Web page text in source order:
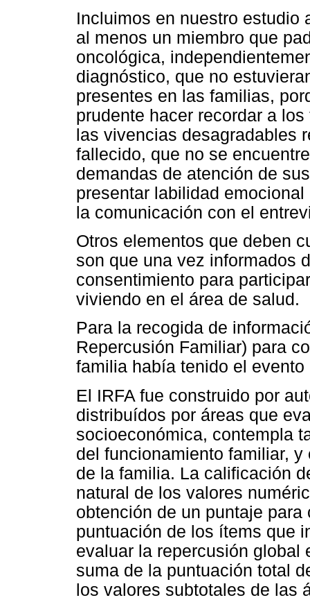
Incluimos en nuestro estudio
al menos un miembro que
oncológica,
diagnóstico, que no
presentes en las familias,
prudente hacer recordar a
las vivencias desagradables
fallecido, que no se
demandas de atención de
presentar labilidad
la comunicación con el
Otros elementos que deben
son que una vez informados
consentimiento para
viviendo en el área de salud.
Para la recogida de
Repercusión Familiar) para
familia había tenido el
El IRFA fue construido por
distribuídos por áreas que
socioeconómica, contempla
del funcionamiento familiar,
de la familia. La calificación
natural de los valores
obtención de un puntaje
puntuación de los ítems que
evaluar la repercusión global
suma de la puntuación total
los valores subtotales de las